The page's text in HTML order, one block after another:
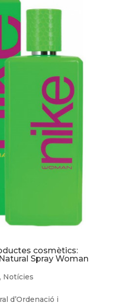
cosmètics:
Spray Woman
Notícies
d’Ordenació i